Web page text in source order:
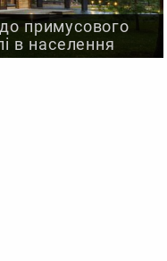
примусового
в населення